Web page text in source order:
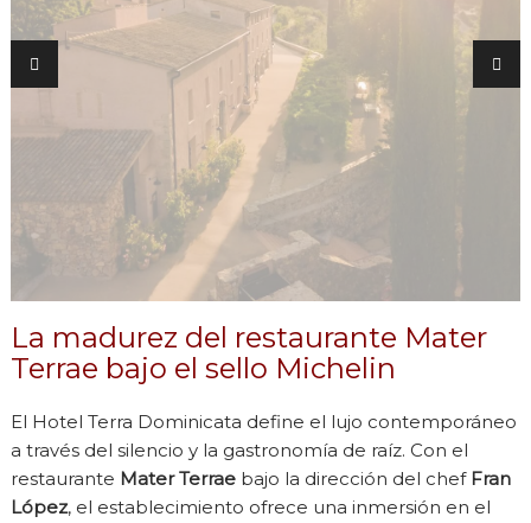
La madurez del restaurante Mater
Terrae bajo el sello Michelin
El Hotel Terra Dominicata define el lujo contemporáneo
a través del silencio y la gastronomía de raíz. Con el
restaurante Mater Terrae bajo la dirección del chef Fran
López, el establecimiento ofrece una inmersión en el